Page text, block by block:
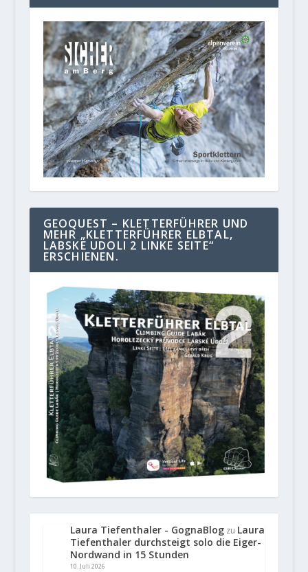
GEOQUEST – KLETTERFÜHRER UND
MEHR „KLETTERFÜHRER ELBTAL,
LABSKE UDOLI 2 LINKE SEITE“
ERSCHIENEN.
Laura Tiefenthaler - GognaBlogzu Laura
Tiefenthaler durchsteigt solo die Eiger-
Nordwand in 15 Stunden
10. Juli 2026